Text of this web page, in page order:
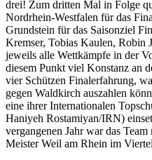
drei! Zum dritten Mal in Folge
Nordrhein-Westfalen für das
Grundstein für das Saisonziel
Kremser, Tobias Kaulen, Robin
jeweils alle Wettkämpfe in der
diesem Punkt viel Konstanz an
vier Schützen Finalerfahrung,
gegen Waldkirch auszahlen
eine ihrer Internationalen
Haniyeh Rostamiyan/IRN)
vergangenen Jahr war das
Meister Weil am Rhein im